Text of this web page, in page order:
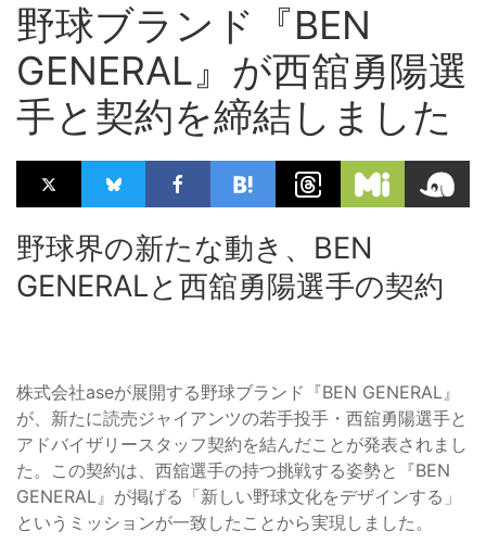
野球ブランド『BEN
GENERAL』が西舘勇陽選
手と契約を締結しました
野球界の新たな動き、BEN
GENERALと西舘勇陽選手の契約
株式会社aseが展開する野球ブランド『BEN GENERAL』
が、新たに読売ジャイアンツの若手投手・西舘勇陽選手と
アドバイザリースタッフ契約を結んだことが発表されまし
た。この契約は、西舘選手の持つ挑戦する姿勢と『BEN
GENERAL』が掲げる「新しい野球文化をデザインする」
というミッションが一致したことから実現しました。